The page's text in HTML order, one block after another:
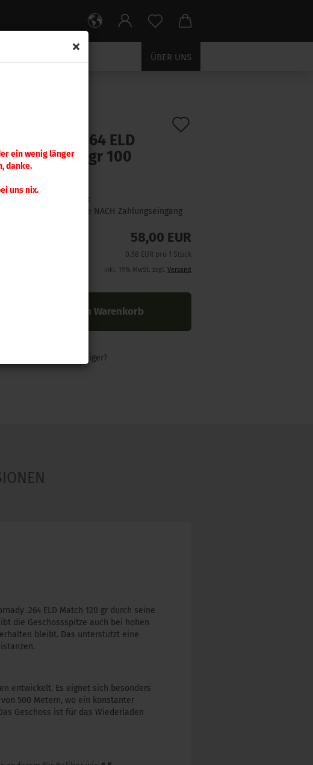
ein wenig länger
danke.
uns nix.
ÜBER UNS
Hornady .264 ELD
Match 120 gr 100
Stück
Lieferzeit:
1 Woche NACH Zahlungseingang
58,00 EUR
0,58 EUR pro 1 Stück
inkl. 19% MwSt. zzgl. Versand
In den Warenkorb
Woanders günstiger?
.264 ELD Match 120 gr durch seine
die Geschossspitze auch bei hohen
bleibt. Das unterstützt eine
entwickelt. Es eignet sich besonders
500 Metern, wo ein konstanter
Geschoss ist für das Wiederladen